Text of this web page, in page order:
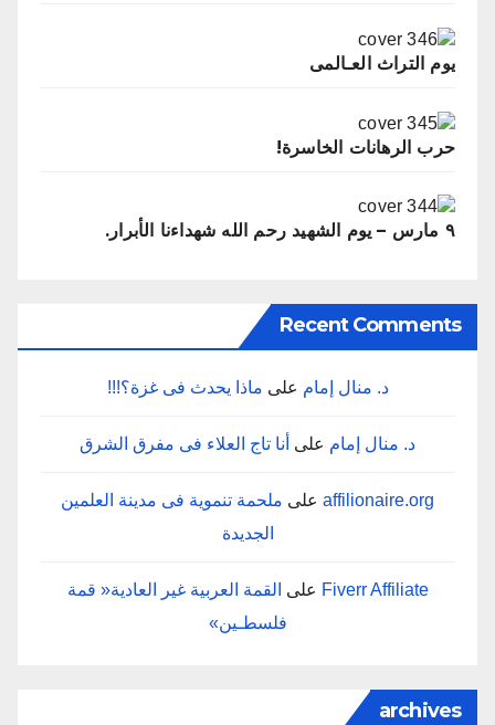
يوم التراث العـالمى
حرب الرهانات الخاسرة!
٩ مارس – يوم الشهيد رحم الله شهداءنا الأبرار.
Recent Comments
د. منال إمام على ماذا‭ ‬يحدث‭ ‬فى‭ ‬غزة؟‭!!!‬
د. منال إمام على أنا‭ ‬تاج‭ ‬العلاء‭ ‬فى‭ ‬مفرق‭ ‬الشرق
affilionaire.org على
‬الجديدة
Fiverr Affiliate على
‬فلسطـين‮»‬
archives